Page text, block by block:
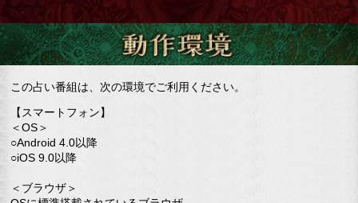
この占い番組は、次の環境でご利用ください。
【スマートフォン】
＜OS＞
○Android 4.0以降
○iOS 9.0以降
＜ブラウザ＞